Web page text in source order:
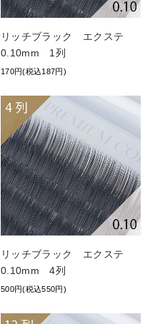
リッチブラック エクステ
0.10mm 1列
170円(税込187円)
リッチブラック エクステ
0.10mm 4列
500円(税込550円)